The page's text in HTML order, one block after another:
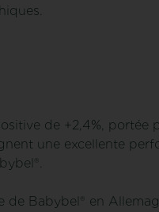
de +2,4%,
une excellente
Babybel® en